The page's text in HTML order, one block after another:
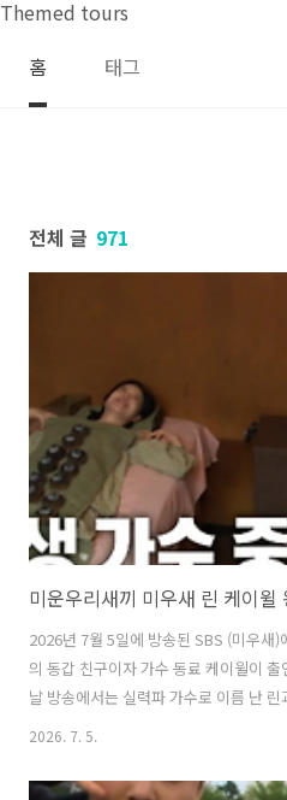
본문 바로가기
Themed tours
홈
태그
전체 글 971
미운우리새끼 미우새 린 케이윌
2026년 7월 5일에 방송된 SBS (미우새)
의 동갑 친구이자 가수 동료 케이윌이
날 방송에서는 실력파 가수로 이름 난
의 멋진 하모니를 감상할 수 있었다. 특
이윌 편에서 린과 케이윌이 방문했던 왕
2026. 7. 5.